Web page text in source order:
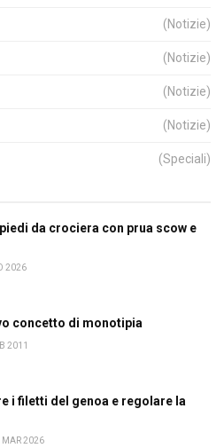
(Notizie)
(Notizie)
(Notizie)
(Notizie)
(Speciali)
da crociera con prua scow e
2026
concetto di monotipia
2011
i filetti del genoa e regolare la
MAR 2026